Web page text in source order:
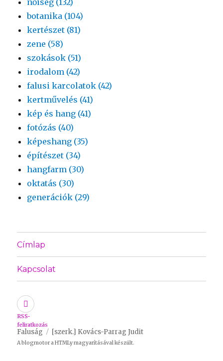
nőiség (132)
botanika (104)
kertészet (81)
zene (58)
szokások (51)
irodalom (42)
falusi karcolatok (42)
kertművelés (41)
kép és hang (41)
fotózás (40)
képeshang (35)
építészet (34)
hangfarm (30)
oktatás (30)
generációk (29)
Címlap
Kapcsolat
RSS-
feliratkozás
Faluság [szerk.] Kovács-Parrag Judit
A blogmotor aHTMLymagyarításával készült.